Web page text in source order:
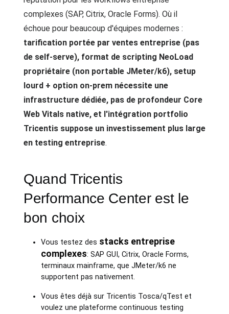
complexes (SAP, Citrix, Oracle Forms). Où il
échoue pour beaucoup d'équipes modernes :
tarification portée par ventes entreprise (pas
de self-serve), format de scripting NeoLoad
propriétaire (non portable JMeter/k6), setup
lourd + option on-prem nécessite une
infrastructure dédiée, pas de profondeur Core
Web Vitals native, et l'intégration portfolio
Tricentis suppose un investissement plus large
en testing entreprise.
Quand Tricentis
Performance Center est le
bon choix
Vous testez des stacks entreprise
complexes: SAP GUI, Citrix, Oracle Forms,
terminaux mainframe, que JMeter/k6 ne
supportent pas nativement.
Vous êtes déjà sur Tricentis Tosca/qTest et
voulez une plateforme continuous testing